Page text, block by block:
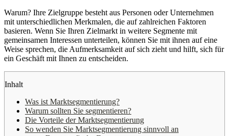
Warum? Ihre Zielgruppe besteht aus Personen oder Unternehmen
mit unterschiedlichen Merkmalen, die auf zahlreichen Faktoren
basieren. Wenn Sie Ihren Zielmarkt in weitere Segmente mit
gemeinsamen Interessen unterteilen, können Sie mit ihnen auf eine
Weise sprechen, die Aufmerksamkeit auf sich zieht und hilft, sich für
ein Geschäft mit Ihnen zu entscheiden.
Inhalt
Was ist Marktsegmentierung?
Warum sollten Sie segmentieren?
Die Vorteile der Marktsegmentierung
So wenden Sie Marktsegmentierung sinnvoll an